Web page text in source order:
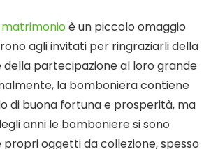
è un piccolo omaggio
agli invitati per ringraziarli della
della partecipazione al loro grande
la bomboniera contiene
di buona fortuna e prosperità, ma
anni le bomboniere si sono
propri oggetti da collezione, spesso